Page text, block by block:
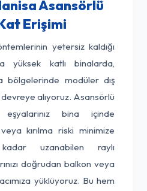
Asansörlü
Erişimi
yetersiz kaldığı
yüksek katlı binalarda,
bölgelerinde modüler dış
alıyoruz. Asansörlü
bina içinde
kırılma riski minimize
uzanabilen raylı
doğrudan balkon veya
yüklüyoruz. Bu hem